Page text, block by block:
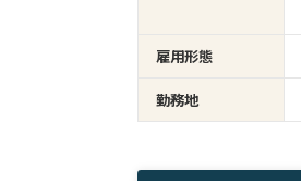
雇用形態
勤務地